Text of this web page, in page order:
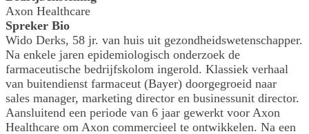
Axon Healthcare
Spreker Bio
Wido Derks, 58 jr. van huis uit gezondheidswetenschapper.
Na enkele jaren epidemiologisch onderzoek de
farmaceutische bedrijfskolom ingerold. Klassiek verhaal
van buitendienst farmaceut (Bayer) doorgegroeid naar
sales manager, marketing director en businessunit director.
Aansluitend een periode van 6 jaar gewerkt voor Axon
Healthcare om Axon commercieel te ontwikkelen. Na een